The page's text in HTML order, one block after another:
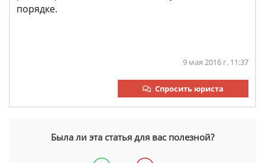
порядке.
9 мая 2016 г. 11:37
Спросить юриста
Была ли эта статья для вас полезной?